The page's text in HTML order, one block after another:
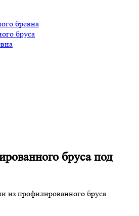
бревна
бруса
бруса под
из профилированного бруса